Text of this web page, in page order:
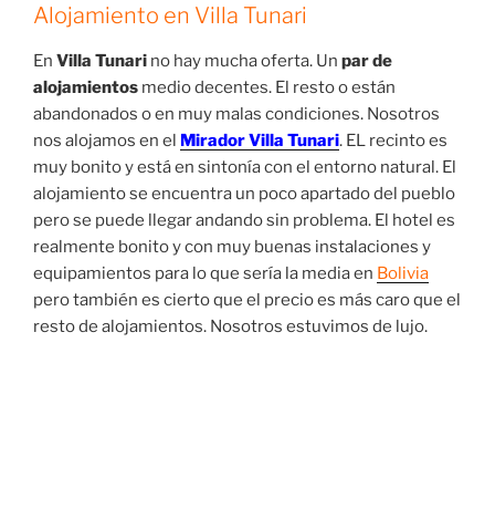
Alojamiento en Villa Tunari
En Villa Tunari no hay mucha oferta. Un par de
alojamientos medio decentes. El resto o están
abandonados o en muy malas condiciones. Nosotros
nos alojamos en el Mirador Villa Tunari. EL recinto es
muy bonito y está en sintonía con el entorno natural. El
alojamiento se encuentra un poco apartado del pueblo
pero se puede llegar andando sin problema. El hotel es
realmente bonito y con muy buenas instalaciones y
equipamientos para lo que sería la media en Bolivia
pero también es cierto que el precio es más caro que el
resto de alojamientos. Nosotros estuvimos de lujo.